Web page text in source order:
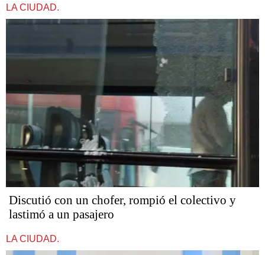
LA CIUDAD.
Discutió con un chofer, rompió el colectivo y
lastimó a un pasajero
LA CIUDAD.